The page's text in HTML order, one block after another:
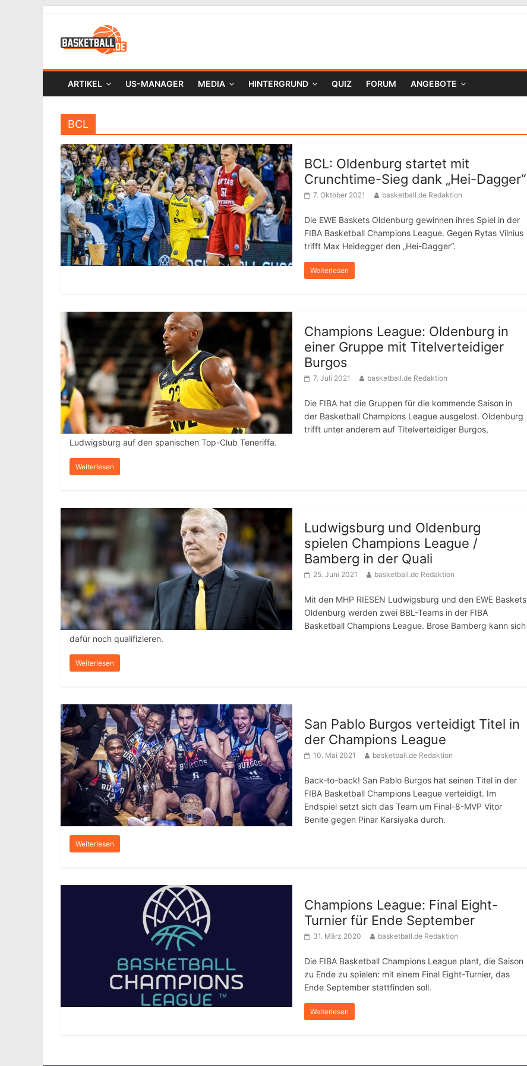
ARTIKEL US-MANAGER MEDIA HINTERGRUND QUIZ FORUM ANGEBOTE
BCL
BCL: Oldenburg startet mit
Crunchtime-Sieg dank „Hei-Dagger“
7. Oktober 2021 basketball.de Redaktion
Die EWE Baskets Oldenburg gewinnen ihres Spiel in der
FIBA Basketball Champions League. Gegen Rytas Vilnius
trifft Max Heidegger den „Hei-Dagger“.
Weiterlesen
Champions League: Oldenburg in
einer Gruppe mit Titelverteidiger
Burgos
7. Juli 2021 basketball.de Redaktion
Die FIBA hat die Gruppen für die kommende Saison in
der Basketball Champions League ausgelost. Oldenburg
trifft unter anderem auf Titelverteidiger Burgos,
Ludwigsburg auf den spanischen Top-Club Teneriffa.
Weiterlesen
Ludwigsburg und Oldenburg
spielen Champions League /
Bamberg in der Quali
25. Juni 2021 basketball.de Redaktion
Mit den MHP RIESEN Ludwigsburg und den EWE Baskets
Oldenburg werden zwei BBL-Teams in der FIBA
Basketball Champions League. Brose Bamberg kann sich
dafür noch qualifizieren.
Weiterlesen
San Pablo Burgos verteidigt Titel in
der Champions League
10. Mai 2021 basketball.de Redaktion
Back-to-back! San Pablo Burgos hat seinen Titel in der
FIBA Basketball Champions League verteidigt. Im
Endspiel setzt sich das Team um Final-8-MVP Vitor
Benite gegen Pinar Karsiyaka durch.
Weiterlesen
Champions League: Final Eight-
Turnier für Ende September
31. März 2020 basketball.de Redaktion
Die FIBA Basketball Champions League plant, die Saison
zu Ende zu spielen: mit einem Final Eight-Turnier, das
Ende September stattfinden soll.
Weiterlesen